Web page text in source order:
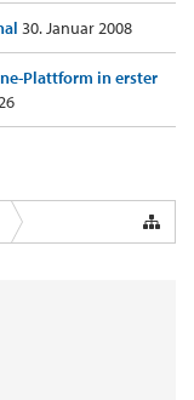
30. Januar 2008
Plattform in erster